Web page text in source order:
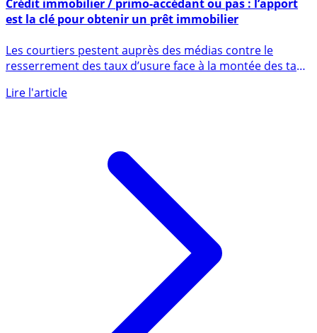
est la clé pour obtenir un prêt immobilier
resserrement des taux d’usure face à la montée des taux